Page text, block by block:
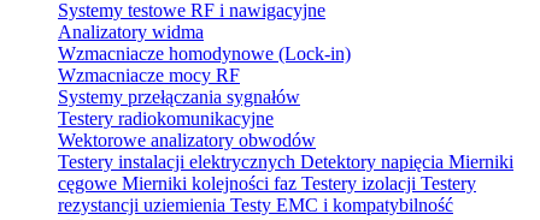
Systemy testowe RF i nawigacyjne
Analizatory widma
Wzmacniacze homodynowe (Lock‑in)
Wzmacniacze mocy RF
Systemy przełączania sygnałów
Testery radiokomunikacyjne
Wektorowe analizatory obwodów
Testery instalacji elektrycznych Detektory napięcia Mierniki
cęgowe Mierniki kolejności faz Testery izolacji Testery
rezystancji uziemienia Testy EMC i kompatybilność